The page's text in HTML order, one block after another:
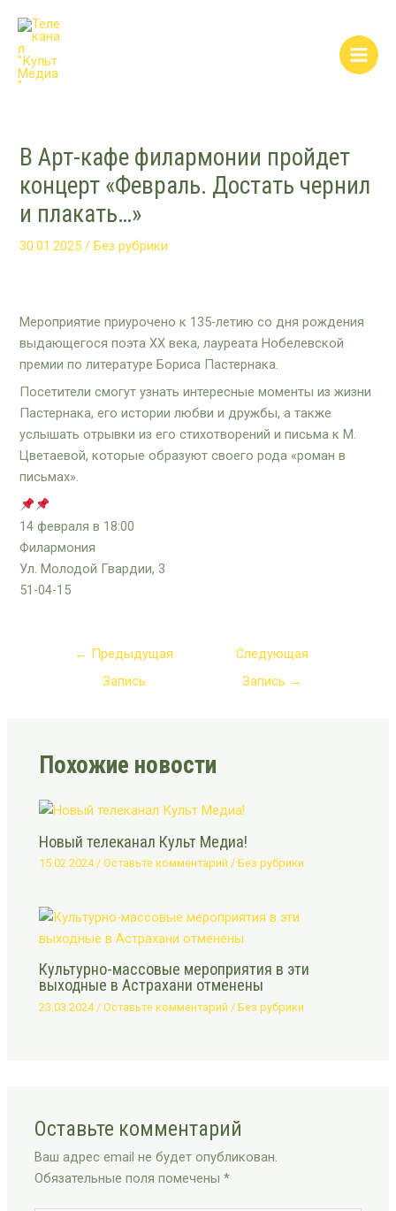
содержимому
В Арт-кафе филармонии пройдет
концерт «Февраль. Достать чернил
и плакать…»
30.01.2025/Без рубрики
Мероприятие приурочено к 135-летию со дня рождения
выдающегося поэта XX века, лауреата Нобелевской
премии по литературе Бориса Пастернака.
Посетители смогут узнать интересные моменты из жизни
Пастернака, его истории любви и дружбы, а также
услышать отрывки из его стихотворений и письма к М.
Цветаевой, которые образуют своего рода «роман в
письмах».
14 февраля в 18:00
Филармония
Ул. Молодой Гвардии, 3
51-04-15
navigation
← Предыдущая
Запись
Следующая
Запись →
Похожие новости
Новый телеканал Культ Медиа!
15.02.2024/Оставьте комментарий /Без рубрики
Культурно-массовые мероприятия в эти
выходные в Астрахани отменены
23.03.2024 /Оставьте комментарий /Без рубрики
Оставьте комментарий
Ваш адрес email не будет опубликован.
Обязательные поля помечены*